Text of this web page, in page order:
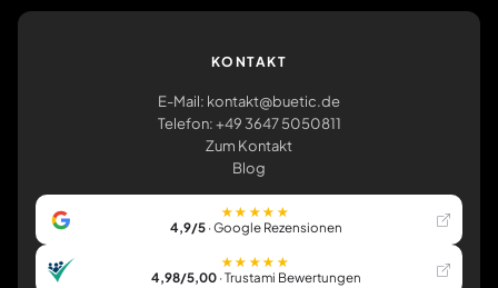
KONTAKT
E-Mail: kontakt@buetic.de
Telefon: +49 3647 5050811
Zum Kontakt
Blog
★★★★★
4,9/5· Google Rezensionen
★★★★★
4,98/5,00· Trustami Bewertungen